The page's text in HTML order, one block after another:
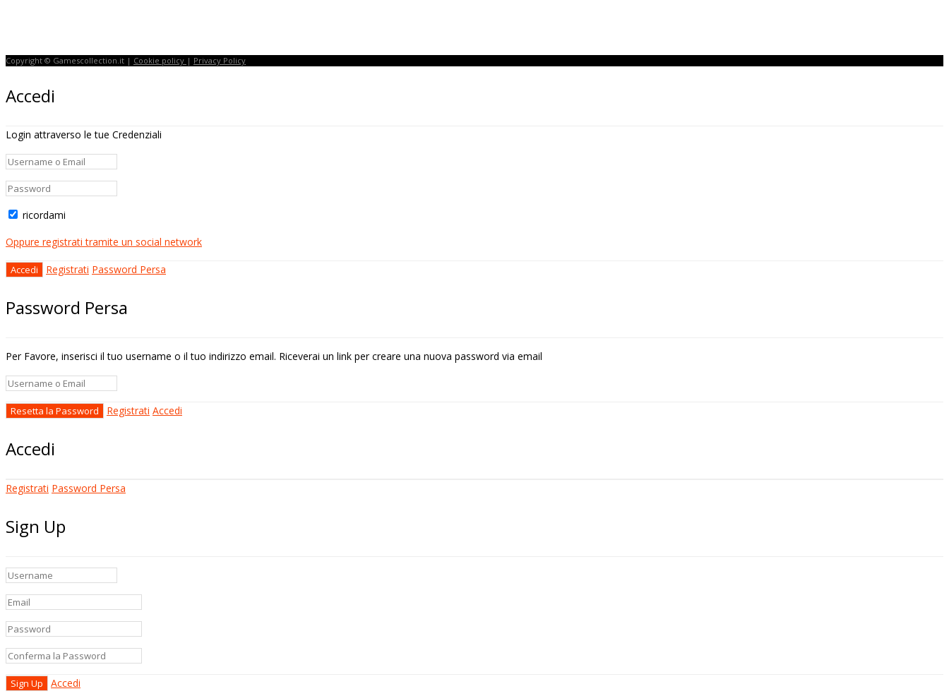
Copyright © Gamescollection.it | Cookie policy | Privacy Policy
Accedi
Login attraverso le tue Credenziali
ricordami
Oppure registrati tramite un social network
Registrati Password Persa
Password Persa
Per Favore, inserisci il tuo username o il tuo indirizzo email. Riceverai un link per creare una nuova password via email
Registrati Accedi
Accedi
Registrati Password Persa
Sign Up
Accedi